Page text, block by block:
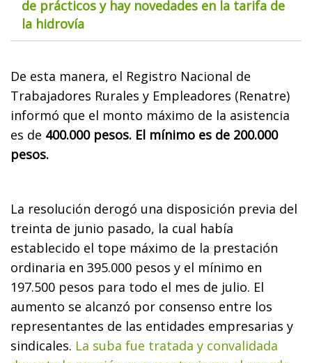
de prácticos y hay novedades en la tarifa de
la hidrovía
De esta manera, el Registro Nacional de
Trabajadores Rurales y Empleadores (Renatre)
informó que el monto máximo de la asistencia
es de 400.000 pesos. El mínimo es de 200.000
pesos.
La resolución derogó una disposición previa del
treinta de junio pasado, la cual había
establecido el tope máximo de la prestación
ordinaria en 395.000 pesos y el mínimo en
197.500 pesos para todo el mes de julio. El
aumento se alcanzó por consenso entre los
representantes de las entidades empresarias y
sindicales. La suba fue tratada y convalidada